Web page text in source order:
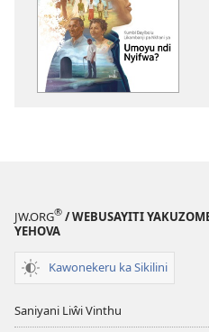
JW.ORG® / WEBUSAYITI
YEHOVA
Kawonekeru ka Sikilini
Saniyani Liŵi Vinthu